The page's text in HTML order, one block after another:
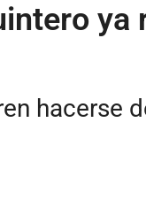
hacerse